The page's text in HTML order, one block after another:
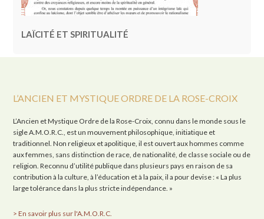
LAÏCITÉ ET SPIRITUALITÉ
L’ANCIEN ET MYSTIQUE ORDRE DE LA ROSE-CROIX
L’Ancien et Mystique Ordre de la Rose-Croix, connu dans le monde sous le
sigle A.M.O.R.C., est un mouvement philosophique, initiatique et
traditionnel. Non religieux et apolitique, il est ouvert aux hommes comme
aux femmes, sans distinction de race, de nationalité, de classe sociale ou de
religion. Reconnu d’utilité publique dans plusieurs pays en raison de sa
contribution à la culture, à l’éducation et à la paix, il a pour devise : « La plus
large tolérance dans la plus stricte indépendance. »
> En savoir plus sur l'A.M.O.R.C.